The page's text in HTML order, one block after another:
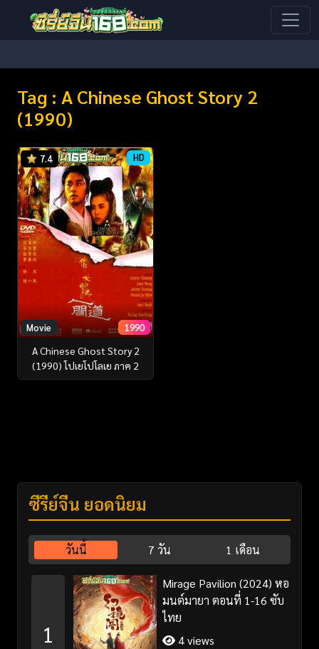
Tag : A Chinese Ghost Story 2
(1990)
7.4 HD
Movie 1990
A Chinese Ghost Story 2
(1990) โปเยโปโลเย ภาค 2
ซีรี่ย์จีน ยอดนิยม
วันนี้ 7 วัน 1 เดือน
1
Mirage Pavilion (2024) หอ
มนต์มายา ตอนที่ 1-16 ซับ
ไทย
4 views